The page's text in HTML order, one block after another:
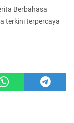
Berbahasa
terkini terpercaya